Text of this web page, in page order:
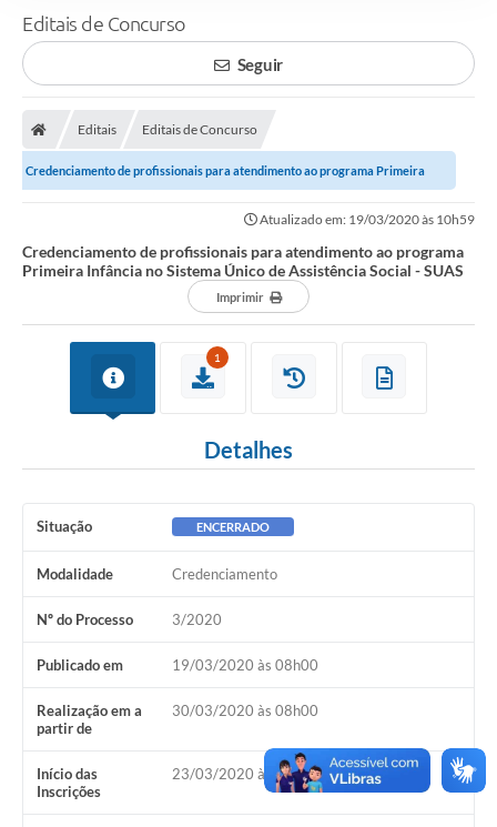
Editais de Concurso
Seguir
Editais Editais de Concurso
Credenciamento de profissionais para atendimento ao programa Primeira
Atualizado em: 19/03/2020 às 10h59
Credenciamento de profissionais para atendimento ao programa
Primeira Infância no Sistema Único de Assistência Social - SUAS
Imprimir
1
Detalhes
Situação ENCERRADO
Modalidade Credenciamento
Nº do Processo 3/2020
Publicado em 19/03/2020 às 08h00
Realização em a
partir de
30/03/2020 às 08h00
Início das
Inscrições
23/03/2020 às 08h00